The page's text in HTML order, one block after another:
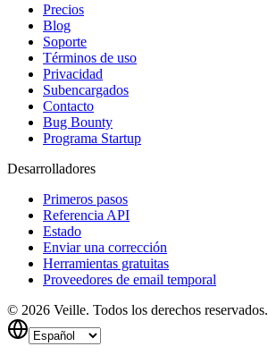
Precios
Blog
Soporte
Términos de uso
Privacidad
Subencargados
Contacto
Bug Bounty
Programa Startup
Desarrolladores
Primeros pasos
Referencia API
Estado
Enviar una corrección
Herramientas gratuitas
Proveedores de email temporal
© 2026 Veille. Todos los derechos reservados.